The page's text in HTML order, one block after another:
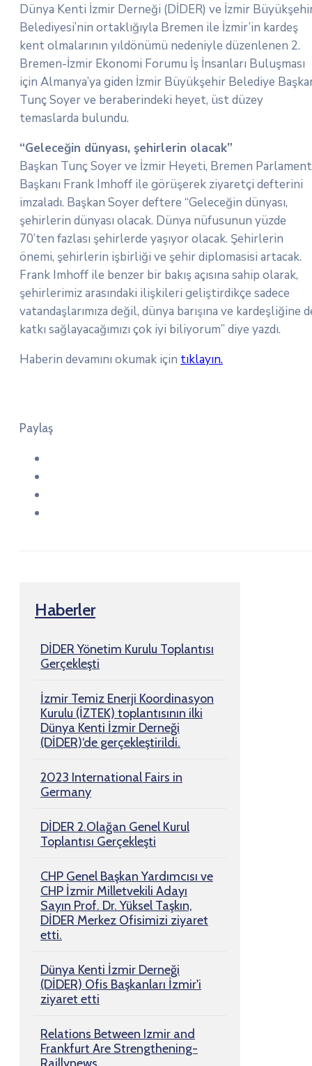
Haberler
DİDER Yönetim Kurulu Toplantısı
Gerçekleşti
İzmir Temiz Enerji Koordinasyon
Kurulu (İZTEK) toplantısının ilki
Dünya Kenti İzmir Derneği
(DİDER)‘de gerçekleştirildi.
2023 International Fairs in
Germany
DİDER 2.Olağan Genel Kurul
Toplantısı Gerçekleşti
CHP Genel Başkan Yardımcısı ve
CHP İzmir Milletvekili Adayı
Sayın Prof. Dr. Yüksel Taşkın,
DİDER Merkez Ofisimizi ziyaret
etti.
Dünya Kenti İzmir Derneği
(DİDER) Ofis Başkanları İzmir'i
ziyaret etti
Relations Between Izmir and
Frankfurt Are Strengthening-
Dünya Kenti İzmir Derneği (DİDER) ve İzmir
Belediyesi’nin ortaklığıyla Bremen ile İzmir’in kardeş
kent olmalarının yıldönümü nedeniyle düzenlenen 2.
Bremen-İzmir Ekonomi Forumu İş İnsanları Buluşması
için Almanya’ya giden İzmir Büyükşehir Belediye
Tunç Soyer ve beraberindeki heyet, üst düzey
temaslarda bulundu.
“Geleceğin dünyası, şehirlerin olacak”
Başkan Tunç Soyer ve İzmir Heyeti, Bremen
Başkanı Frank Imhoff ile görüşerek ziyaretçi defterini
imzaladı. Başkan Soyer deftere “Geleceğin dünyası,
şehirlerin dünyası olacak. Dünya nüfusunun yüzde
70’ten fazlası şehirlerde yaşıyor olacak. Şehirlerin
önemi, şehirlerin işbirliği ve şehir diplomasisi artacak.
Frank Imhoff ile benzer bir bakış açısına sahip olarak,
şehirlerimiz arasındaki ilişkileri geliştirdikçe sadece
vatandaşlarımıza değil, dünya barışına ve kardeşliğine
katkı sağlayacağımızı çok iyi biliyorum” diye yazdı.
Haberin devamını okumak için tıklayın.
Paylaş